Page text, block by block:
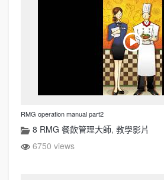
RMG operation manual part2
8 RMG 餐飲管理大師, 教學影片
6750 views